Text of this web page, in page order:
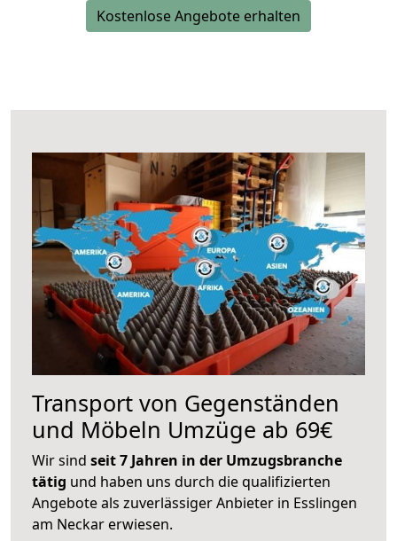
Kostenlose Angebote erhalten
Transport von Gegenständen
und Möbeln Umzüge ab 69€
Wir sind seit 7 Jahren in der Umzugsbranche
tätig und haben uns durch die qualifizierten
Angebote als zuverlässiger Anbieter in Esslingen
am Neckar erwiesen.